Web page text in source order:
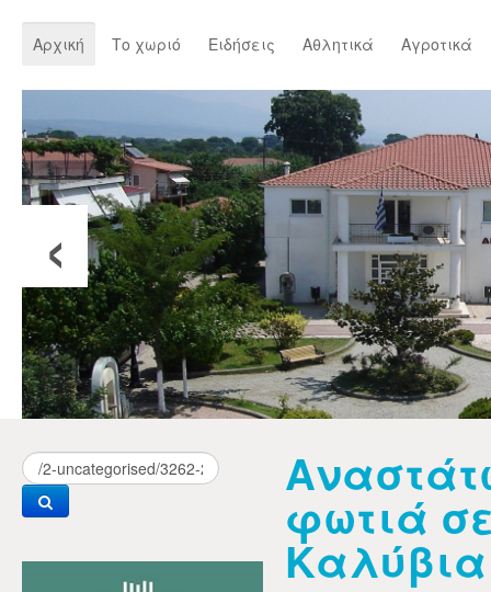
Αρχική Το χωριό Ειδήσεις Αθλητικά Αγροτικά
‹
φωτιά
Καλύβια